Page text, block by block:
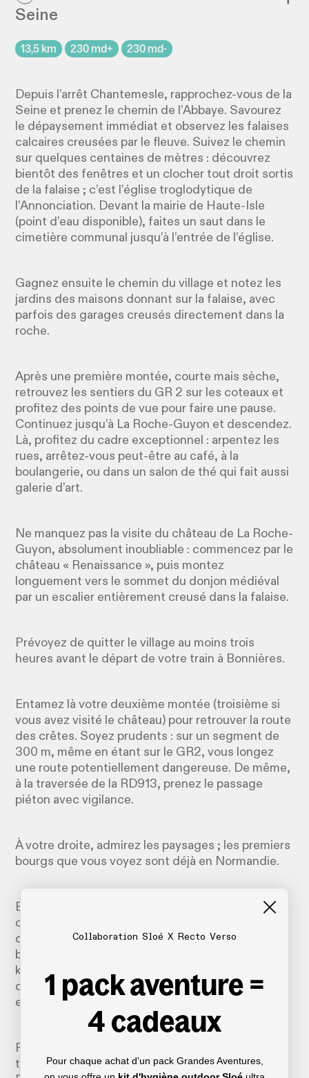
Seine
13,5 km 230 md+ 230 md-
Depuis l’arrêt Chantemesle, rapprochez-vous de la
Seine et prenez le chemin de l’Abbaye. Savourez
le dépaysement immédiat et observez les falaises
calcaires creusées par le fleuve. Suivez le chemin
sur quelques centaines de mètres : découvrez
bientôt des fenêtres et un clocher tout droit sortis
de la falaise ; c’est l’église troglodytique de
l’Annonciation. Devant la mairie de Haute-Isle
(point d’eau disponible), faites un saut dans le
cimetière communal jusqu’à l’entrée de l’église.
Gagnez ensuite le chemin du village et notez les
jardins des maisons donnant sur la falaise, avec
parfois des garages creusés directement dans la
roche.
Après une première montée, courte mais sèche,
retrouvez les sentiers du GR 2 sur les coteaux et
profitez des points de vue pour faire une pause.
Continuez jusqu’à La Roche-Guyon et descendez.
Là, profitez du cadre exceptionnel : arpentez les
rues, arrêtez-vous peut-être au café, à la
boulangerie, ou dans un salon de thé qui fait aussi
galerie d’art.
Ne manquez pas la visite du château de La Roche-
Guyon, absolument inoubliable : commencez par le
château « Renaissance », puis montez
longuement vers le sommet du donjon médiéval
par un escalier entièrement creusé dans la falaise.
Prévoyez de quitter le village au moins trois
heures avant le départ de votre train à Bonnières.
Entamez là votre deuxième montée (troisième si
vous avez visité le château) pour retrouver la route
des crêtes. Soyez prudents : sur un segment de
300 m, même en étant sur le GR2, vous longez
une route potentiellement dangereuse. De même,
à la traversée de la RD913, prenez le passage
piéton avec vigilance.
À votre droite, admirez les paysages ; les premiers
bourgs que vous voyez sont déjà en Normandie.
Empruntez ensuite un magnifique sentier sur les
crêtes, avec des vues toujours profondes et
dégagées sur la vallée de la Seine autour de la
boucle de Moisson. En été, les quelques
kilomètres de marche suivants ne disposent
d’aucune ombre, prévoyez de la protection solaire
et suffisamment d’eau.
Redescendez peu à peu vers la Seine en
traversant des champs et une partie de
Collaboration Sloé X Recto Verso
1 pack aventure =
4 cadeaux
Pour chaque achat d'un pack Grandes Aventures,